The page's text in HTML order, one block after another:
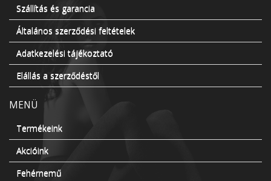
Szállítás és garancia
Általános szerződési feltételek
Adatkezelési tájékoztató
Elállás a szerződéstől
MENÜ
Termékeink
Akcióink
Fehérnemű